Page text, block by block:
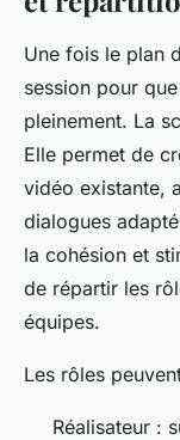
Une fois le plan
session pour
pleinement. La
Elle permet de
vidéo existante,
dialogues
la cohésion et
de répartir les
équipes.
Les rôles
Réalisateur :